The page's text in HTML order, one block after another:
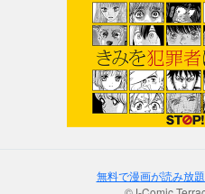
無料で漫画が読み放